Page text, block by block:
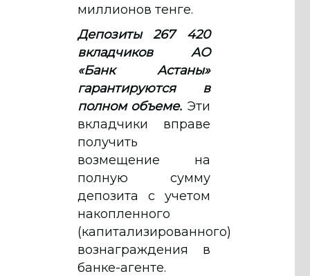
миллионов тенге.
Депозиты 267 420
вкладчиков АО
«Банк Астаны»
гарантируются в
полном объеме. Эти
вкладчики вправе
получить
возмещение на
полную сумму
депозита с учетом
накопленного
(капитализированного)
вознаграждения в
банке-агенте.